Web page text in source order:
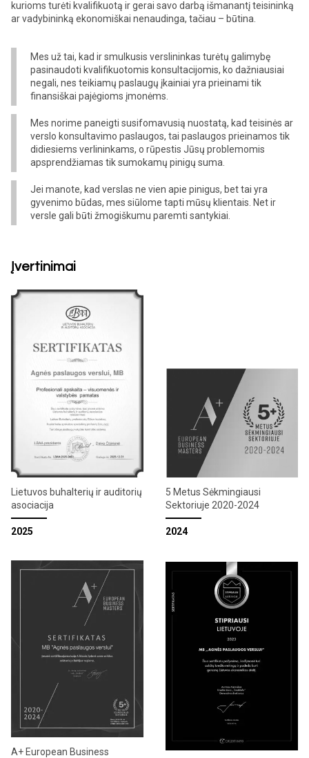
kurioms turėti kvalifikuotą ir gerai savo darbą išmanantį teisininką
ar vadybininką ekonomiškai nenaudinga, tačiau – būtina.
Mes už tai, kad ir smulkusis verslininkas turėtų galimybę
pasinaudoti kvalifikuotomis konsultacijomis, ko dažniausiai
negali, nes teikiamų paslaugų įkainiai yra prieinami tik
finansiškai pajėgioms įmonėms.
Mes norime paneigti susifomavusią nuostatą, kad teisinės ar
verslo konsultavimo paslaugos, tai paslaugos prieinamos tik
didiesiems verlininkams, o rūpestis Jūsų problemomis
apsprendžiamas tik sumokamų pinigų suma.
Jei manote, kad verslas ne vien apie pinigus, bet tai yra
gyvenimo būdas, mes siūlome tapti mūsų klientais. Net ir
versle gali būti žmogiškumu paremti santykiai.
Įvertinimai
Lietuvos buhalterių ir auditorių
asociacija
2025
5 Metus Sėkmingiausi
Sektoriuje 2020-2024
2024
A+ European Business